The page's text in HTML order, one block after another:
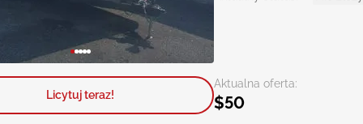
Aktualna oferta:
$50
Licytuj teraz!